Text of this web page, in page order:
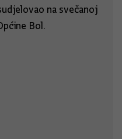
na svečanoj
Bol.